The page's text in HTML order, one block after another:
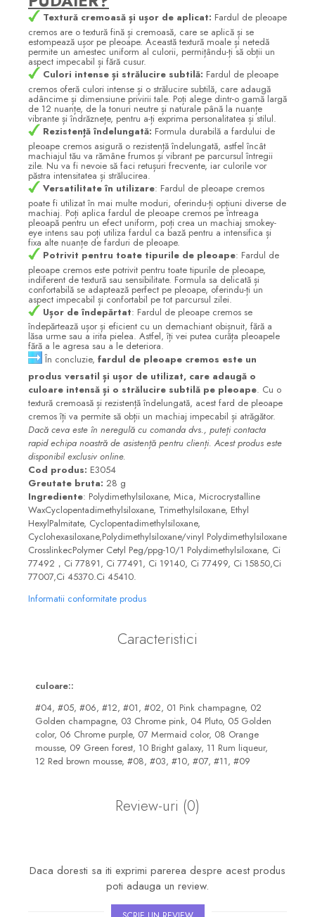
Textură cremoasă și ușor de aplicat: Fardul de pleoape
cremos are o textură fină și cremoasă, care se aplică și se
estompează ușor pe pleoape. Această textură moale și netedă
permite un amestec uniform al culorii, permițându-ți să obții un
aspect impecabil și fără cusur.
Culori intense și strălucire subtilă: Fardul de pleoape
cremos oferă culori intense și o strălucire subtilă, care adaugă
adâncime și dimensiune privirii tale. Poți alege dintr-o gamă largă
de 12 nuanțe, de la tonuri neutre și naturale până la nuanțe
vibrante și îndrăznețe, pentru a-ți exprima personalitatea și stilul.
Rezistență îndelungată: Formula durabilă a fardului de
pleoape cremos asigură o rezistență îndelungată, astfel încât
machiajul tău va rămâne frumos și vibrant pe parcursul întregii
zile. Nu va fi nevoie să faci retușuri frecvente, iar culorile vor
păstra intensitatea și strălucirea.
Versatilitate în utilizare: Fardul de pleoape cremos
poate fi utilizat în mai multe moduri, oferindu-ți opțiuni diverse de
machiaj. Poți aplica fardul de pleoape cremos pe întreaga
pleoapă pentru un efect uniform, poți crea un machiaj smokey-
eye intens sau poți utiliza fardul ca bază pentru a intensifica și
fixa alte nuanțe de farduri de pleoape.
Potrivit pentru toate tipurile de pleoape: Fardul de
pleoape cremos este potrivit pentru toate tipurile de pleoape,
indiferent de textură sau sensibilitate. Formula sa delicată și
confortabilă se adaptează perfect pe pleoape, oferindu-ți un
aspect impecabil și confortabil pe tot parcursul zilei.
Ușor de îndepărtat: Fardul de pleoape cremos se
îndepărtează ușor și eficient cu un demachiant obișnuit, fără a
lăsa urme sau a irita pielea. Astfel, îți vei putea curăța pleoapele
fără a le agresa sau a le deteriora.
În concluzie, fardul de pleoape cremos este un
produs versatil și ușor de utilizat, care adaugă o
culoare intensă și o strălucire subtilă pe pleoape. Cu o
textură cremoasă și rezistență îndelungată, acest fard de pleoape
cremos îți va permite să obții un machiaj impecabil și atrăgător.
Dacă ceva este în neregulă cu comanda dvs., puteți contacta
rapid echipa noastră de asistență pentru clienți. Acest produs este
disponibil exclusiv online.
Cod produs: E3054
Greutate bruta: 28 g
Ingrediente: Polydimethylsiloxane, Mica, Microcrystalline
WaxCyclopentadimethylsiloxane, Trimethylsiloxane, Ethyl
HexylPalmitate, Cyclopentadimethylsiloxane,
Cyclohexasiloxane,Polydimethylsiloxane/vinyl Polydimethylsiloxane
CrosslinkecPolymer Cetyl Peg/ppg-10/1 Polydimethylsiloxane, Ci
77492，Ci 77891, Ci 77491, Ci 19140, Ci 77499, Ci 15850,Ci
77007,Ci 45370.Ci 45410.
Informatii conformitate produs
Caracteristici
culoare::
#04, #05, #06, #12, #01, #02, 01 Pink champagne, 02
Golden champagne, 03 Chrome pink, 04 Pluto, 05 Golden
color, 06 Chrome purple, 07 Mermaid color, 08 Orange
mousse, 09 Green forest, 10 Bright galaxy, 11 Rum liqueur,
12 Red brown mousse, #08, #03, #10, #07, #11, #09
Review-uri (0)
Daca doresti sa iti exprimi parerea despre acest produs
poti adauga un review.